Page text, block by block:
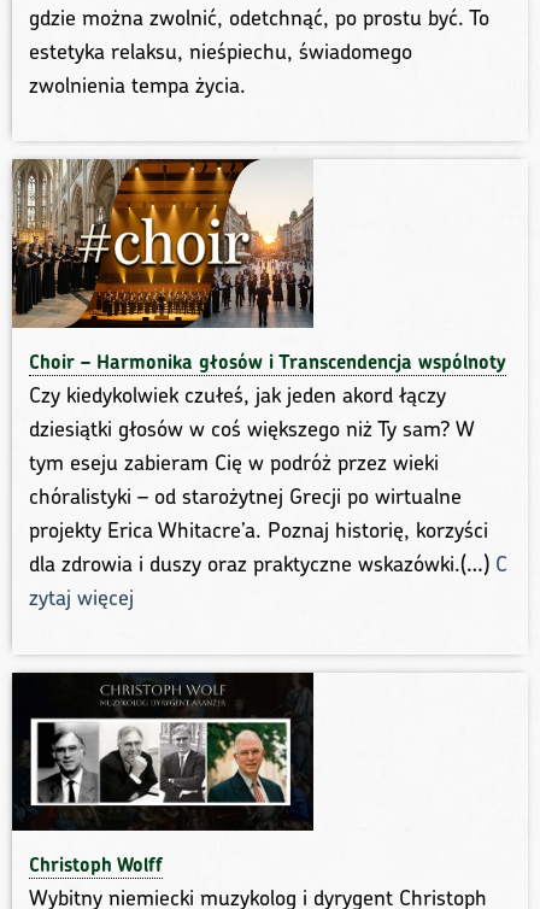
gdzie można zwolnić, odetchnąć, po prostu być. To
estetyka relaksu, nieśpiechu, świadomego
zwolnienia tempa życia.
Choir – Harmonika głosów i Transcendencja wspólnoty
Czy kiedykolwiek czułeś, jak jeden akord łączy
dziesiątki głosów w coś większego niż Ty sam? W
tym eseju zabieram Cię w podróż przez wieki
chóralistyki – od starożytnej Grecji po wirtualne
projekty Erica Whitacre’a. Poznaj historię, korzyści
dla zdrowia i duszy oraz praktyczne wskazówki.(…) C
zytaj więcej
Christoph Wolff
Wybitny niemiecki muzykolog i dyrygent Christoph